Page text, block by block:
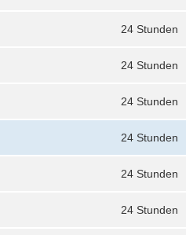
24 Stunden
24 Stunden
24 Stunden
24 Stunden
24 Stunden
24 Stunden